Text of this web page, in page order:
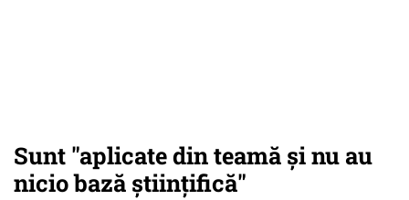
Sunt "aplicate din teamă și nu au
nicio bază științifică"